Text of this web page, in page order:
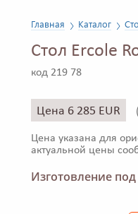
Главная Каталог
Стол Ercole
код 219 78
Цена 6 285 EUR (
Цена указана для
актуальной цены
Изготовление под